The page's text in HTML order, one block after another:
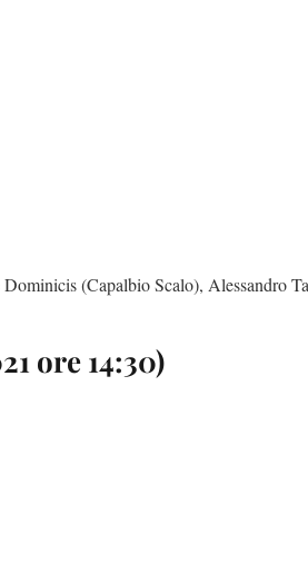
(Capalbio Scalo), Alessandro
ore 14:30)